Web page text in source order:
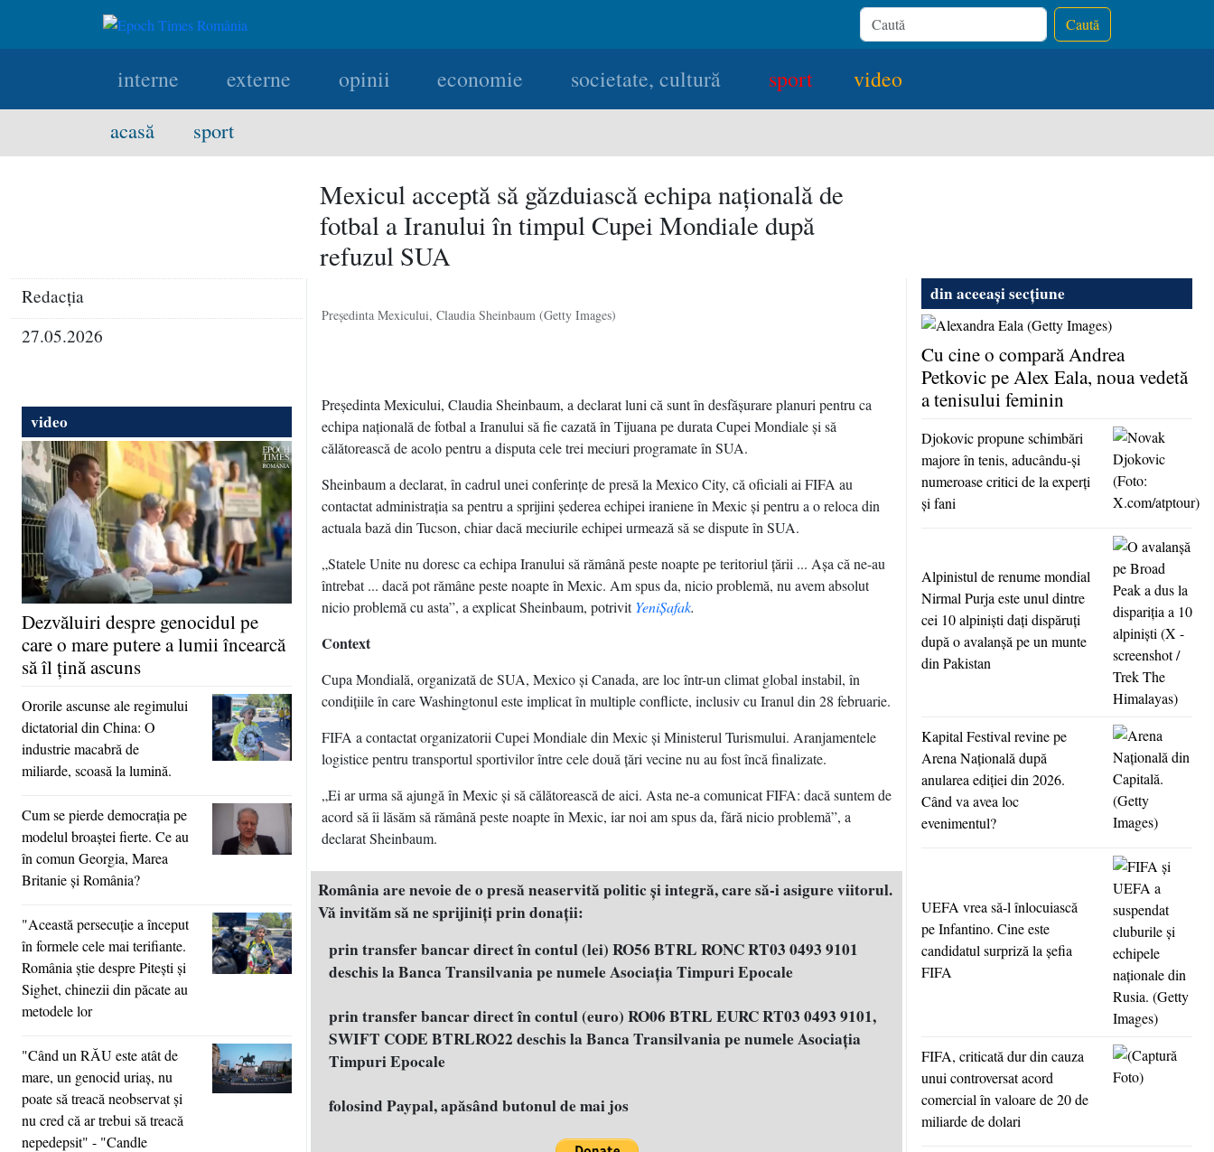
Caută
interne externe opinii economie societate, cultură sport video
acasă sport
Mexicul acceptă să găzduiască echipa naţională de
fotbal a Iranului în timpul Cupei Mondiale după
refuzul SUA
Redacţia
27.05.2026
video
Dezvăluiri despre genocidul pe
care o mare putere a lumii încearcă
să îl ţină ascuns
Ororile ascunse ale regimului
dictatorial din China: O
industrie macabră de
miliarde, scoasă la lumină.
Cum se pierde democraţia pe
modelul broaştei fierte. Ce au
în comun Georgia, Marea
Britanie şi România?
"Această persecuţie a început
în formele cele mai terifiante.
România ştie despre Piteşti şi
Sighet, chinezii din păcate au
metodele lor
"Când un RĂU este atât de
mare, un genocid uriaş, nu
poate să treacă neobservat şi
nu cred că ar trebui să treacă
nepedepsit" - "Candle
Preşedinta Mexicului, Claudia Sheinbaum (Getty Images)
Preşedinta Mexicului, Claudia Sheinbaum, a declarat luni că sunt în desfăşurare planuri pentru ca
echipa naţională de fotbal a Iranului să fie cazată în Tijuana pe durata Cupei Mondiale şi să
călătorească de acolo pentru a disputa cele trei meciuri programate în SUA.
Sheinbaum a declarat, în cadrul unei conferinţe de presă la Mexico City, că oficiali ai FIFA au
contactat administraţia sa pentru a sprijini şederea echipei iraniene în Mexic şi pentru a o reloca din
actuala bază din Tucson, chiar dacă meciurile echipei urmează să se dispute în SUA.
„Statele Unite nu doresc ca echipa Iranului să rămână peste noapte pe teritoriul ţării ... Aşa că ne-au
întrebat ... dacă pot rămâne peste noapte în Mexic. Am spus da, nicio problemă, nu avem absolut
nicio problemă cu asta”, a explicat Sheinbaum, potrivitYeniŞafak.
Context
Cupa Mondială, organizată de SUA, Mexico şi Canada, are loc într-un climat global instabil, în
condiţiile în care Washingtonul este implicat în multiple conflicte, inclusiv cu Iranul din 28 februarie.
FIFA a contactat organizatorii Cupei Mondiale din Mexic şi Ministerul Turismului. Aranjamentele
logistice pentru transportul sportivilor între cele două ţări vecine nu au fost încă finalizate.
„Ei ar urma să ajungă în Mexic şi să călătorească de aici. Asta ne-a comunicat FIFA: dacă suntem de
acord să îi lăsăm să rămână peste noapte în Mexic, iar noi am spus da, fără nicio problemă”, a
declarat Sheinbaum.
România are nevoie de o presă neaservită politic şi integră, care să-i asigure viitorul.
Vă invităm să ne sprijiniţi prin donaţii:
prin transfer bancar direct în contul (lei) RO56 BTRL RONC RT03 0493 9101
deschis la Banca Transilvania pe numele Asociația Timpuri Epocale
prin transfer bancar direct în contul (euro) RO06 BTRL EURC RT03 0493 9101,
SWIFT CODE BTRLRO22 deschis la Banca Transilvania pe numele Asociația
Timpuri Epocale
folosind Paypal, apăsând butonul de mai jos
din aceeași secțiune
Cu cine o compară Andrea
Petkovic pe Alex Eala, noua vedetă
a tenisului feminin
Djokovic propune schimbări
majore în tenis, aducându-şi
numeroase critici de la experţi
şi fani
Alpinistul de renume mondial
Nirmal Purja este unul dintre
cei 10 alpinişti daţi dispăruţi
după o avalanşă pe un munte
din Pakistan
Kapital Festival revine pe
Arena Naţională după
anularea ediţiei din 2026.
Când va avea loc
evenimentul?
UEFA vrea să-l înlocuiască
pe Infantino. Cine este
candidatul surpriză la şefia
FIFA
FIFA, criticată dur din cauza
unui controversat acord
comercial în valoare de 20 de
miliarde de dolari